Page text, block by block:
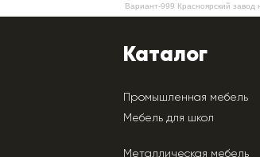
Вариант-999 Красноярский
Каталог
Промышленная мебель
Мебель для школ
Металлическая мебель